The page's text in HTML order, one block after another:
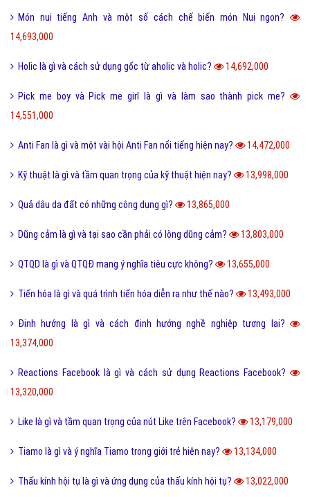
Món nui tiếng Anh và một số cách chế biến món Nui ngon?
14,693,000
Holic là gì và cách sử dụng gốc từ aholic và holic? 14,692,000
Pick me boy và Pick me girl là gì và làm sao thành pick me?
14,551,000
Anti Fan là gì và một vài hội Anti Fan nổi tiếng hiện nay? 14,472,000
Kỹ thuật là gì và tầm quan trọng của kỹ thuật hiện nay? 13,998,000
Quả dâu da đất có những công dụng gì? 13,865,000
Dũng cảm là gì và tại sao cần phải có lòng dũng cảm? 13,803,000
QTQD là gì và QTQĐ mang ý nghĩa tiêu cực không? 13,655,000
Tiến hóa là gì và quá trình tiến hóa diễn ra như thế nào? 13,493,000
Định hướng là gì và cách định hướng nghề nghiệp tương lai?
13,374,000
Reactions Facebook là gì và cách sử dụng Reactions Facebook?
13,320,000
Like là gì và tầm quan trọng của nút Like trên Facebook? 13,179,000
Tiamo là gì và ý nghĩa Tiamo trong giới trẻ hiện nay? 13,134,000
Thấu kính hội tụ là gì và ứng dụng của thấu kính hội tụ? 13,022,000